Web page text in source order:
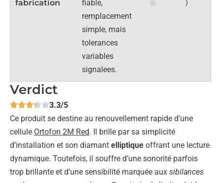
fabrication
fiable,
remplacement
simple, mais
tolerances
variables
signalees.
)
Verdict
3.3/5
Ce produit se destine au renouvellement rapide d’une
cellule Ortofon 2M Red. Il brille par sa simplicité
d’installation et son diamant elliptique offrant une lecture
dynamique. Toutefois, il souffre d’une sonorité parfois
trop brillante et d’une sensibilité marquée aux sibilances